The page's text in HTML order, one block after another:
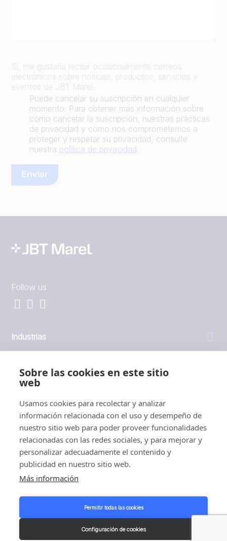
Sobre las cookies en este sitio
web
Usamos cookies para recolectar y analizar
información relacionada con el uso y desempeño de
nuestro sitio web para poder proveer funcionalidades
relacionadas con las redes sociales, y para mejorar y
personalizar adecuadamente el contenido y
publicidad en nuestro sitio web.
Más información
Permitir todas las cookies
Configuración de cookies
Sí, me gustaría recibir ocasionalmente correos
electrónicos sobre noticias, productos, servicios y
eventos de JBT Marel.
Puede cancelar su suscripción en cualquier
momento. Para obtener más información sobre
cómo cancelar la suscripción, nuestras prácticas
de privacidad y cómo nos comprometemos a
proteger y respetar su privacidad, consulte
nuestra política de privacidad.
Follow us
Industrias
Inversores
1999 - 2026 © JBT Marel
Política de privacidad y cookies
Customer Personal Data Protection Terms